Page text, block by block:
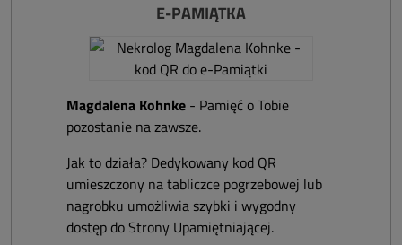
E-PAMIĄTKA
Magdalena Kohnke - Pamięć o Tobie
pozostanie na zawsze.
Jak to działa? Dedykowany kod QR
umieszczony na tabliczce pogrzebowej lub
nagrobku umożliwia szybki i wygodny
dostęp do Strony Upamiętniającej.